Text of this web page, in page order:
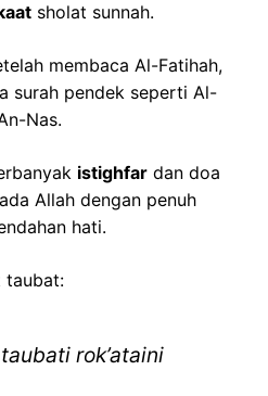
sholat sunnah.
membaca Al-Fatihah,
surah pendek seperti Al-
Nas.
istighfar dan doa
Allah dengan penuh
hati.
taubat:
rok’ataini